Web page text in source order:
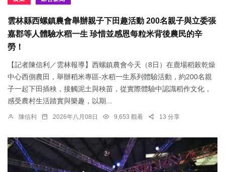
雲林縣西螺鎮農會舉辦親子下田趣活動 200名親子與立委張
嘉郡等人體驗水稻一生 珍惜並感恩每粒米背後農民的辛
勞！
【記者陳信利／雲林報導】西螺鎮農會今天（8日）在鹿場稻榖乾燥
中心西側農田，舉辦稻米專區-水稻一生系列體驗活動，約200名親
子一起下田插秧，接觸泥土與秧苗，從實際體驗中認識稻作文化，
感受農村生活踏實與樂趣，以期...
陳信利 2026年八月08日 9,653 觀看 13 分享